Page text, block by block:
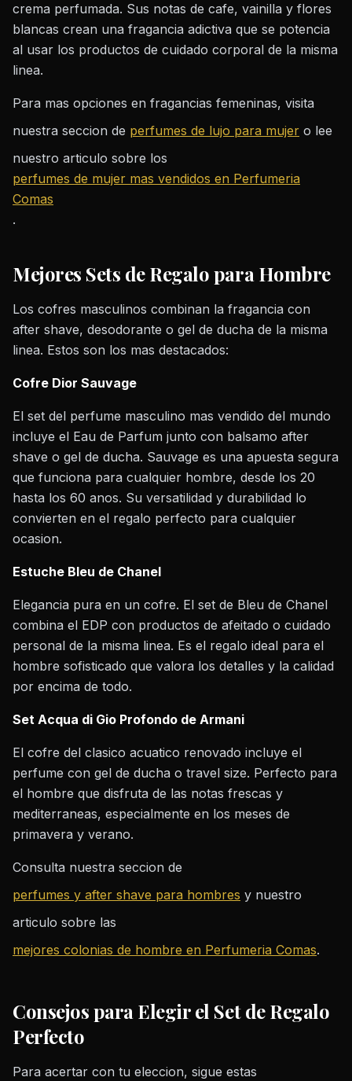
crema perfumada. Sus notas de cafe, vainilla y flores
blancas crean una fragancia adictiva que se potencia
al usar los productos de cuidado corporal de la misma
linea.
Para mas opciones en fragancias femeninas, visita
nuestra seccion de perfumes de lujo para mujer o lee
nuestro articulo sobre los
perfumes de mujer mas vendidos en Perfumeria
Comas
.
Mejores Sets de Regalo para Hombre
Los cofres masculinos combinan la fragancia con
after shave, desodorante o gel de ducha de la misma
linea. Estos son los mas destacados:
Cofre Dior Sauvage
El set del perfume masculino mas vendido del mundo
incluye el Eau de Parfum junto con balsamo after
shave o gel de ducha. Sauvage es una apuesta segura
que funciona para cualquier hombre, desde los 20
hasta los 60 anos. Su versatilidad y durabilidad lo
convierten en el regalo perfecto para cualquier
ocasion.
Estuche Bleu de Chanel
Elegancia pura en un cofre. El set de Bleu de Chanel
combina el EDP con productos de afeitado o cuidado
personal de la misma linea. Es el regalo ideal para el
hombre sofisticado que valora los detalles y la calidad
por encima de todo.
Set Acqua di Gio Profondo de Armani
El cofre del clasico acuatico renovado incluye el
perfume con gel de ducha o travel size. Perfecto para
el hombre que disfruta de las notas frescas y
mediterraneas, especialmente en los meses de
primavera y verano.
Consulta nuestra seccion de
perfumes y after shave para hombres y nuestro
articulo sobre las
mejores colonias de hombre en Perfumeria Comas.
Consejos para Elegir el Set de Regalo
Perfecto
Para acertar con tu eleccion, sigue estas